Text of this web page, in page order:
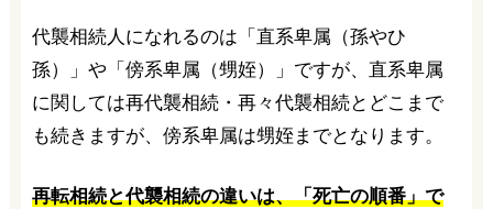
代襲相続人になれるのは「直系卑属（孫やひ
孫）」や「傍系卑属（甥姪）」ですが、直系卑属
に関しては再代襲相続・再々代襲相続とどこまで
も続きますが、傍系卑属は甥姪までとなります。
再転相続と代襲相続の違いは、「死亡の順番」で